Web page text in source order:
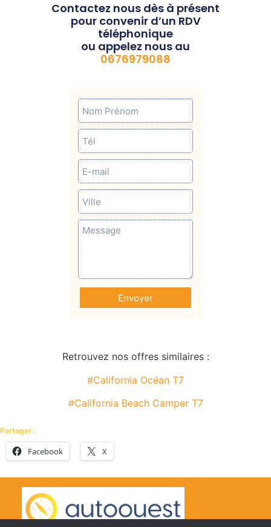
Contactez nous dès à présent
pour convenir d’un RDV
téléphonique
ou appelez nous au
0676979088
Envoyer
Retrouvez nos offres similaires :
#California Océan T7
#California Beach Camper T7
Partager :
Facebook X